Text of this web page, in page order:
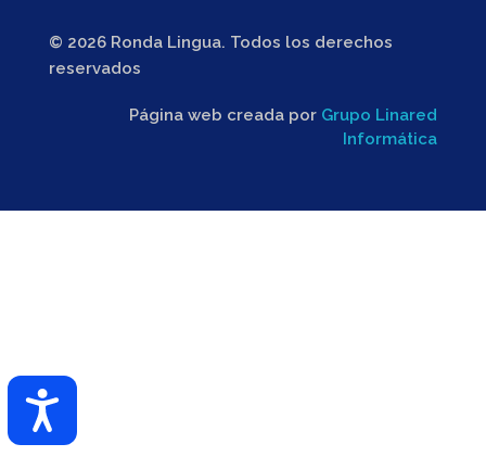
Accesibilidad
© 2026 Ronda Lingua. Todos los derechos
reservados
Página web creada por Grupo Linared
Informática